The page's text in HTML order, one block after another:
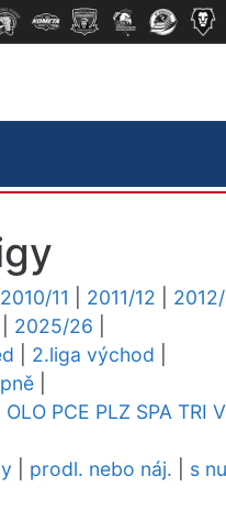
2010/11 2011/12
2025/26
2.liga východ
OLO PCE PLZ SPA TRI
prodl. nebo náj. s